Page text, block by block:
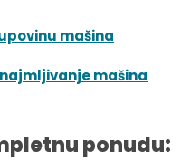
mašina
mašina
ponudu: